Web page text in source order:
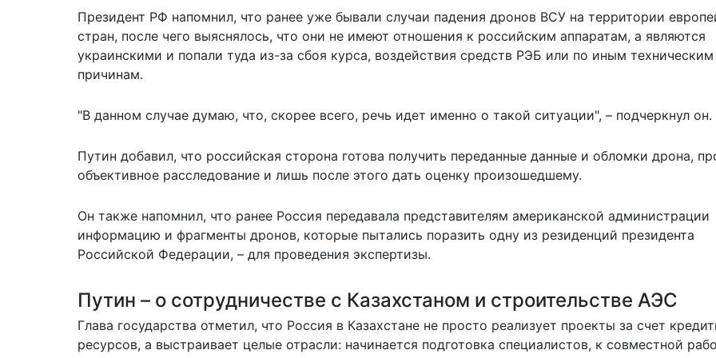
Президент РФ напомнил, что ранее уже бывали случаи падения дронов ВСУ на территории
стран, после чего выяснялось, что они не имеют отношения к российским аппаратам, а являются
украинскими и попали туда из-за сбоя курса, воздействия средств РЭБ или по иным техническим
причинам.
"В данном случае думаю, что, скорее всего, речь идет именно о такой ситуации", – подчеркнул он.
Путин добавил, что российская сторона готова получить переданные данные и обломки дрона,
объективное расследование и лишь после этого дать оценку произошедшему.
Он также напомнил, что ранее Россия передавала представителям американской администрации
информацию и фрагменты дронов, которые пытались поразить одну из резиденций президента
Российской Федерации, – для проведения экспертизы.
Путин – о сотрудничестве с Казахстаном и строительстве АЭС
Глава государства отметил, что Россия в Казахстане не просто реализует проекты за счет
ресурсов, а выстраивает целые отрасли: начинается подготовка специалистов, к совместной